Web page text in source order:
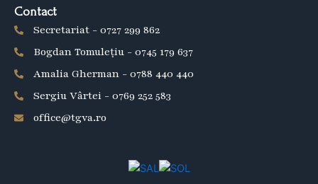
Contact
Secretariat - 0727 299 862
Bogdan Tomulețiu - 0745 179 637
Amalia Gherman - 0788 440 440
Sergiu Vârtei - 0769 252 583
office@tgva.ro